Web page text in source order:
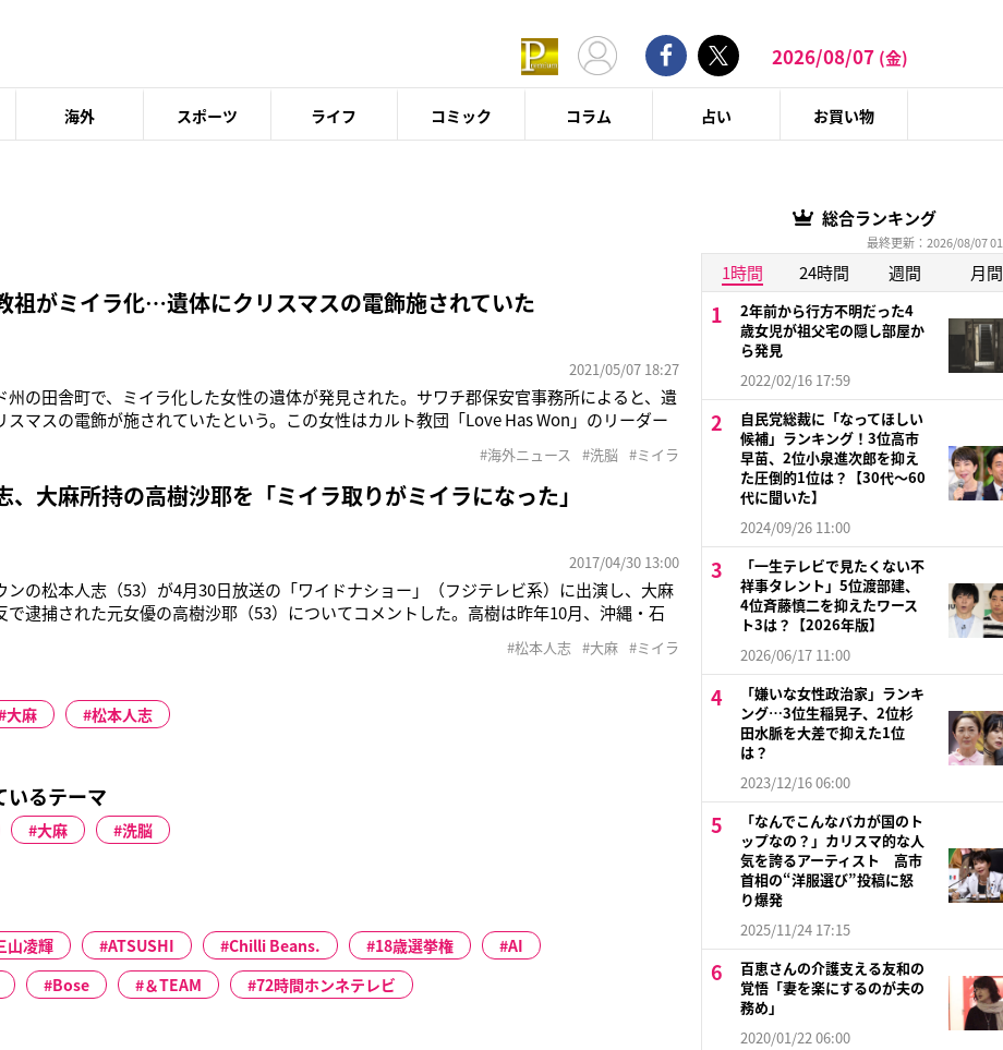
2026/08/07 (金)
海外 スポーツ ライフ コミック コラム 占い お買い物
祖がミイラ化…遺体にクリスマスの電飾施されていた
2021/05/07 18:27
州の田舎町で、ミイラ化した女性の遺体が発見された。サワチ郡保安官事務所によると、遺
スマスの電飾が施されていたという。この女性はカルト教団「Love Has Won」のリーダー
れられ、クリスマスのライトで飾り立てられた状態で見つかった。遺体はミイラ化し、目
#海外ニュース #洗脳 #ミイラ
、大麻所持の高樹沙耶を「ミイラ取りがミイラになった」
2017/04/30 13:00
ンの松本人志（53）が4月30日放送の「ワイドナショー」（フジテレビ系）に出演し、大麻
で逮捕された元女優の高樹沙耶（53）についてコメントした。高樹は昨年10月、沖縄・石
大麻を薬物としてではなく医療目的で使用する “医療用大麻”の合法化に向けて取り組んで
、その高樹
#松本人志 #大麻 #ミイラ
大麻 松本人志
いるテーマ
大麻 洗脳
山凌輝 ATSUSHI Chilli Beans. 18歳選挙権
AI
Bose ＆TEAM 72時間ホンネテレビ
総合ランキング
最終更新：2026/08/07
1時間 24時間 週間 月間
2年前から行方不明だった4
歳女児が祖父宅の隠し部屋か
ら発見
2022/02/16 17:59
自民党総裁に「なってほしい
候補」ランキング！3位高市
早苗、2位小泉進次郎を抑え
た圧倒的1位は？【30代〜60
代に聞いた】
2024/09/26 11:00
「一生テレビで見たくない不
祥事タレント」5位渡部建、
4位斉藤慎二を抑えたワース
ト3は？【2026年版】
2026/06/17 11:00
「嫌いな女性政治家」ランキ
ング…3位生稲晃子、2位杉
田水脈を大差で抑えた1位
は？
2023/12/16 06:00
「なんでこんなバカが国のト
ップなの？」カリスマ的な人
気を誇るアーティスト 高市
首相の“洋服選び”投稿に怒
り爆発
2025/11/24 17:15
百恵さんの介護支える友和の
覚悟「妻を楽にするのが夫の
務め」
2020/01/22 06:00